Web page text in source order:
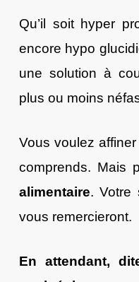
Qu’il soit hyper
encore hypo
une solution à
plus ou moins
Vous voulez
comprends. Mais
alimentaire. Votre
vous remercieront.
En attendant,